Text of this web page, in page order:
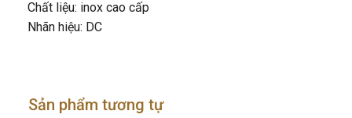
Chất liệu: inox cao cấp
Nhãn hiệu: DC
Sản phẩm tương tự